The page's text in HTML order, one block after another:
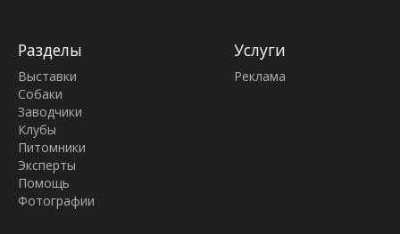
Разделы
Выставки
Собаки
Заводчики
Клубы
Питомники
Эксперты
Помощь
Фотографии
Услуги
Реклама